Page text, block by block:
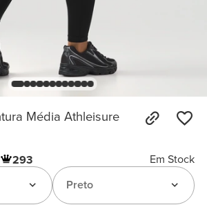
Média Athleisure
293
Em Stock
Preto